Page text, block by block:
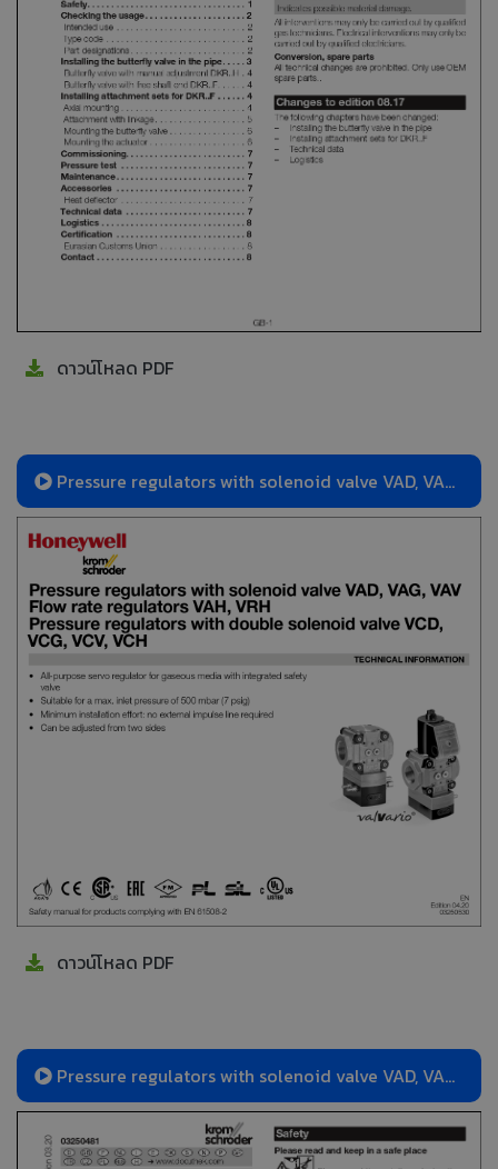
ดาวน์โหลด PDF
Pressure regulators with solenoid valve VAD, VAG,
VAH, VAV
ดาวน์โหลด PDF
Pressure regulators with solenoid valve VAD, VAG,
VAH, VAV